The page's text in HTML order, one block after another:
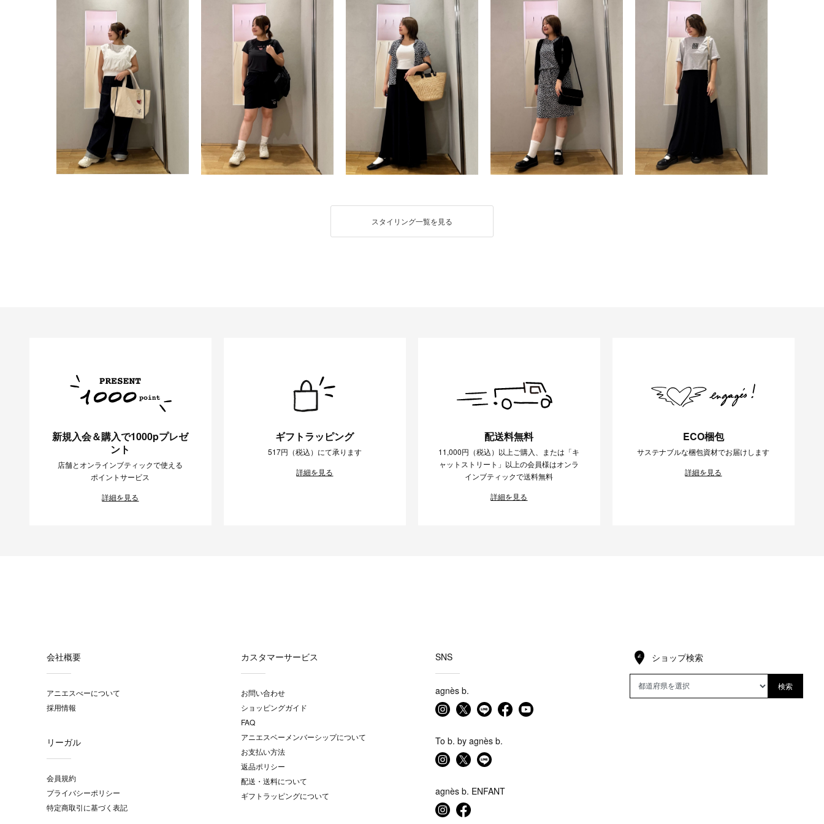
スタイリング一覧を見る
新規入会＆購入で1000pプレゼ
ント
店舗とオンラインブティックで使える
ポイントサービス
詳細を見る
ギフトラッピング
517円（税込）にて承ります
詳細を見る
配送料無料
11,000円（税込）以上ご購入、または「キ
ャットストリート」以上の会員様はオンラ
インブティックで送料無料
詳細を見る
ECO梱包
サステナブルな梱包資材でお届けします
詳細を見る
会社概要
アニエスべーについて
採用情報
リーガル
会員規約
プライバシーポリシー
特定商取引に基づく表記
カスタマーサービス
お問い合わせ
ショッピングガイド
FAQ
アニエスベーメンバーシップについて
お支払い方法
返品ポリシー
配送・送料について
ギフトラッピングについて
SNS
agnès b.
To b. by agnès b.
agnès b. ENFANT
ショップ検索
検索